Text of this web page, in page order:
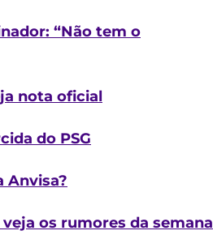
“Não tem o
nota oficial
do PSG
Anvisa?
os rumores da semana